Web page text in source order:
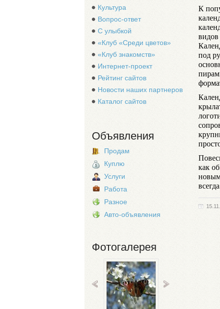
Культура
Вопрос-ответ
С улыбкой
«Клуб «Среди цветов»
«Клуб знакомств»
Интернет-проект
Рейтинг сайтов
Новости наших партнеров
Каталог сайтов
Объявления
Продам
Куплю
Услуги
Работа
Разное
Авто-объявления
Фотогалерея
К
видов
под
как